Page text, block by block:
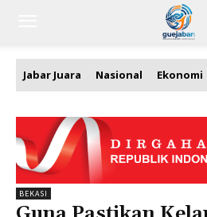
Jabar Juara Nasional Ekonomi
BEKASI